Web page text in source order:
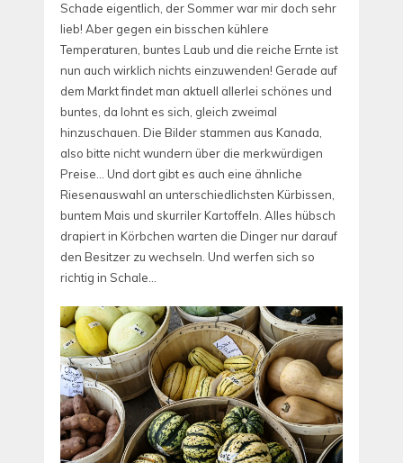
Schade eigentlich, der Sommer war mir doch sehr
lieb! Aber gegen ein bisschen kühlere
Temperaturen, buntes Laub und die reiche Ernte ist
nun auch wirklich nichts einzuwenden! Gerade auf
dem Markt findet man aktuell allerlei schönes und
buntes, da lohnt es sich, gleich zweimal
hinzuschauen. Die Bilder stammen aus Kanada,
also bitte nicht wundern über die merkwürdigen
Preise… Und dort gibt es auch eine ähnliche
Riesenauswahl an unterschiedlichsten Kürbissen,
buntem Mais und skurriler Kartoffeln. Alles hübsch
drapiert in Körbchen warten die Dinger nur darauf
den Besitzer zu wechseln. Und werfen sich so
richtig in Schale…